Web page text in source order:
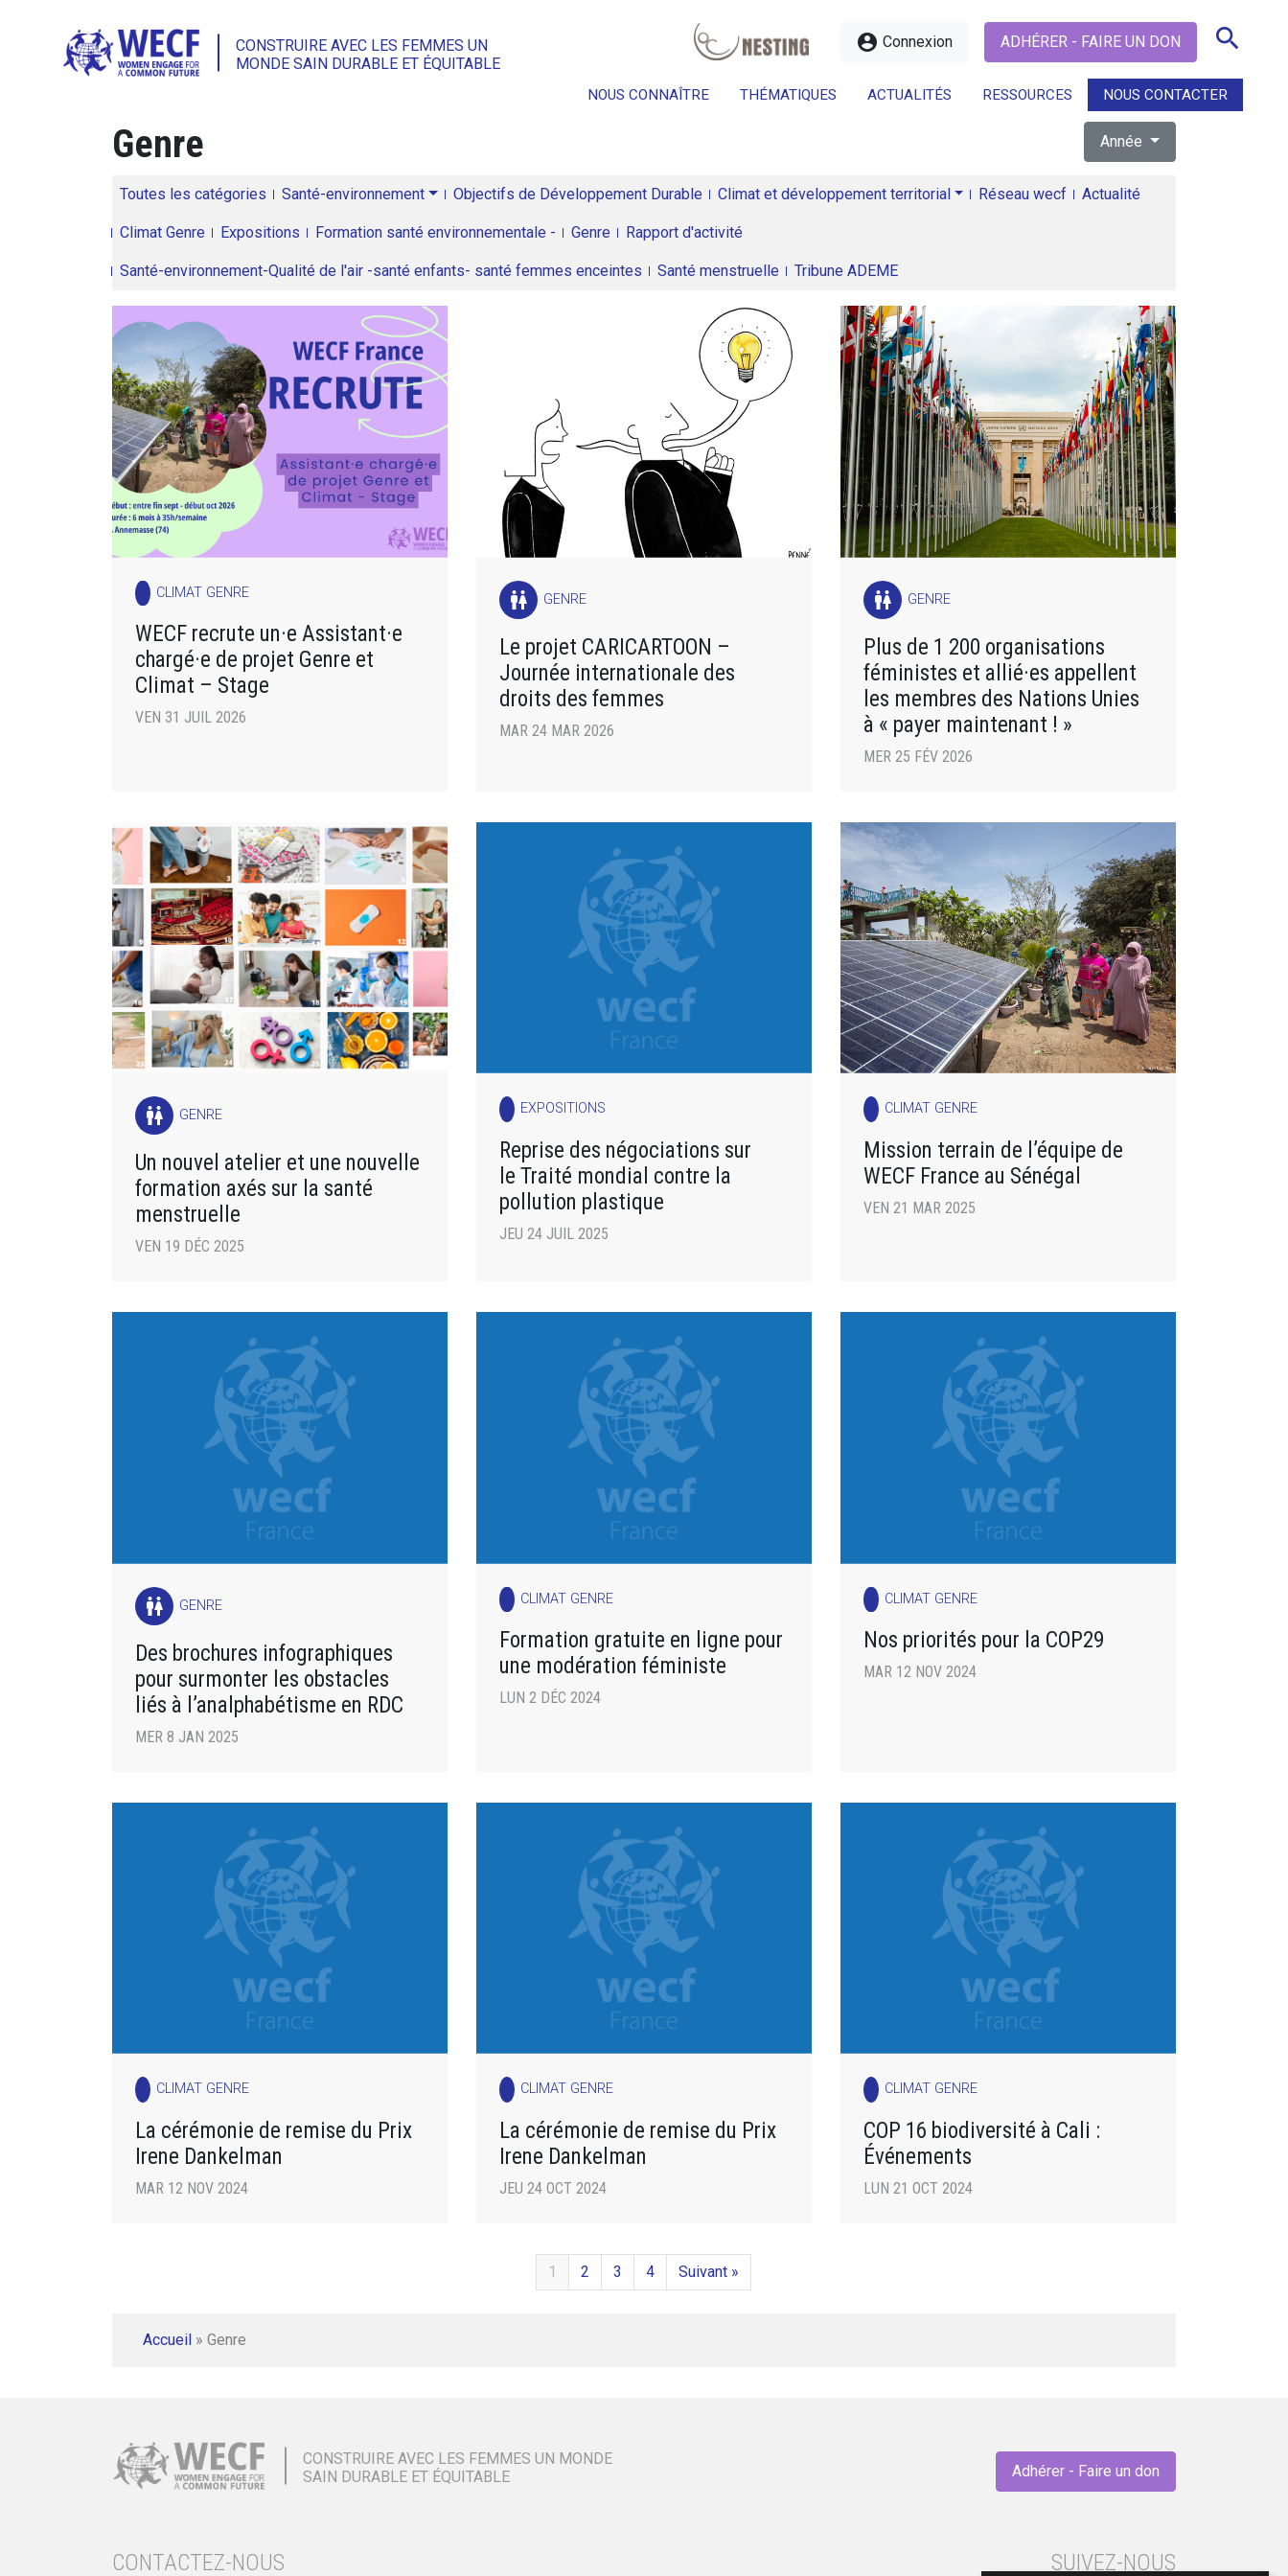
CONSTRUIRE AVEC LES FEMMES UN
MONDE SAIN DURABLE ET ÉQUITABLE
account_circle Connexion ADHÉRER - FAIRE UN DON search
NOUS CONNAÎTRE THÉMATIQUES ACTUALITÉS RESSOURCES NOUS CONTACTER
search
Genre Année
Toutes les catégories Santé-environnement Objectifs de Développement Durable Climat et développement territorial Réseau wecf Actualité
Climat Genre Expositions Formation santé environnementale - Genre Rapport d'activité
Santé-environnement-Qualité de l'air -santé enfants- santé femmes enceintes Santé menstruelle Tribune ADEME
CLIMAT GENRE
WECF recrute un·e Assistant·e
chargé·e de projet Genre et
Climat – Stage
VEN 31 JUIL 2026
wc GENRE
Le projet CARICARTOON –
Journée internationale des
droits des femmes
MAR 24 MAR 2026
wc GENRE
Plus de 1 200 organisations
féministes et allié·es appellent
les membres des Nations Unies
à « payer maintenant ! »
MER 25 FÉV 2026
wc GENRE
Un nouvel atelier et une nouvelle
formation axés sur la santé
menstruelle
VEN 19 DÉC 2025
EXPOSITIONS
Reprise des négociations sur
le Traité mondial contre la
pollution plastique
JEU 24 JUIL 2025
CLIMAT GENRE
Mission terrain de l’équipe de
WECF France au Sénégal
VEN 21 MAR 2025
wc GENRE
Des brochures infographiques
pour surmonter les obstacles
liés à l’analphabétisme en RDC
MER 8 JAN 2025
CLIMAT GENRE
Formation gratuite en ligne pour
une modération féministe
LUN 2 DÉC 2024
CLIMAT GENRE
Nos priorités pour la COP29
MAR 12 NOV 2024
CLIMAT GENRE
La cérémonie de remise du Prix
Irene Dankelman
MAR 12 NOV 2024
CLIMAT GENRE
La cérémonie de remise du Prix
Irene Dankelman
JEU 24 OCT 2024
CLIMAT GENRE
COP 16 biodiversité à Cali :
Événements
LUN 21 OCT 2024
1 2 3 4 Suivant »
Accueil » Genre
CONSTRUIRE AVEC LES FEMMES UN MONDE
SAIN DURABLE ET ÉQUITABLE
Adhérer - Faire un don
CONTACTEZ-NOUS SUIVEZ-NOUS